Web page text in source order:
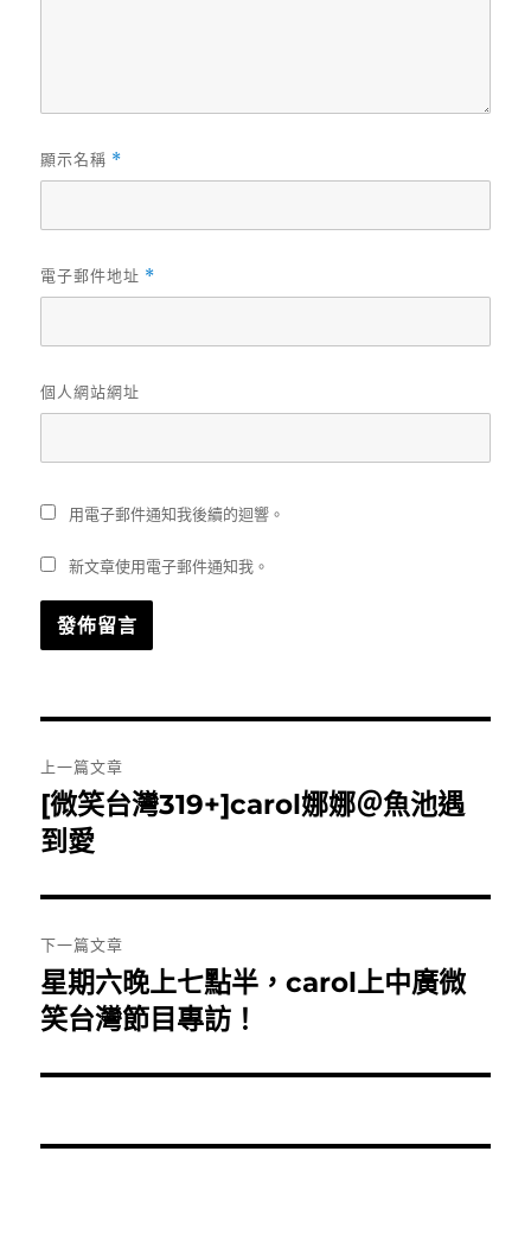
顯示名稱 *
電子郵件地址 *
個人網站網址
用電子郵件通知我後續的迴響。
新文章使用電子郵件通知我。
章
導
覽
上一篇文章
上
一
文
章:
[微笑台灣319+]carol娜娜＠魚池遇
到愛
下一篇文章
下
一
文
星期六晚上七點半，carol上中廣微
笑台灣節目專訪！